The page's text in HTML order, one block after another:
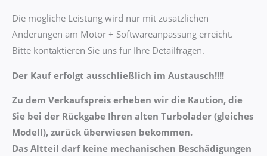
Die mögliche Leistung wird nur mit zusätzlichen
Änderungen am Motor + Softwareanpassung erreicht.
Bitte kontaktieren Sie uns für Ihre Detailfragen.
Der Kauf erfolgt ausschließlich im Austausch!!!!
Zu dem Verkaufspreis erheben wir die Kaution, die
Sie bei der Rückgabe Ihren alten Turbolader (gleiches
Modell), zurück überwiesen bekommen.
Das Altteil darf keine mechanischen Beschädigungen